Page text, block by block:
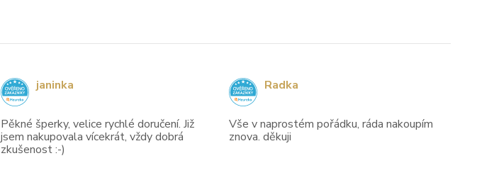
Pěkné šperky, velice rychlé doručení. Již
jsem nakupovala vícekrát, vždy dobrá
zkušenost :-)
janinka
Vše v naprostém pořádku, ráda nakoupím
znova. děkuji
Radka